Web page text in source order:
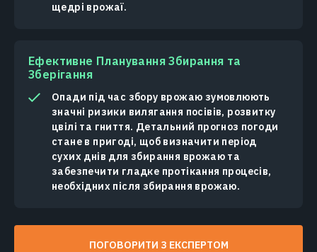
щедрі врожаї.
Ефективне Планування Збирання та
Зберігання
Опади під час збору врожаю зумовлюють
значні ризики вилягання посівів, розвитку
цвілі та гниття. Детальний прогноз погоди
стане в пригоді, щоб визначити період
сухих днів для збирання врожаю та
забезпечити гладке протікання процесів,
необхідних після збирання врожаю.
ПОГОВОРИТИ З ЕКСПЕРТОМ